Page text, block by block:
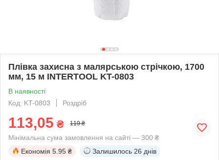
Плівка захисна з малярською стрічкою, 1700
мм, 15 м INTERTOOL KT-0803
В наявності
Код: KT-0803
Роздріб
113,05 ₴ 119 ₴
Мінімальна сума замовлення на сайті — 300 ₴
Економія 5.95 ₴ Залишилось 26 днів